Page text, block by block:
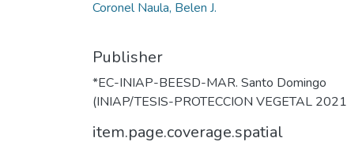
Coronel Naula, Belen J.
Publisher
*EC-INIAP-BEESD-MAR. Santo Domingo
(INIAP/TESIS-PROTECCION VEGETAL 2021
item.page.coverage.spatial